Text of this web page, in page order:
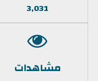
3,031
مشاهدات